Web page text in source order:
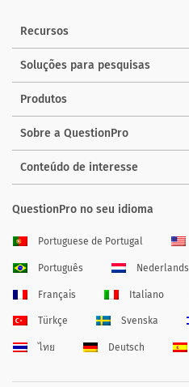
Recursos
Soluções para pesquisas
Produtos
Sobre a QuestionPro
Conteúdo de interesse
QuestionPro no seu idioma
Portuguese de Portugal
Português Nederlands
Français Italiano
Türkçe Svenska
ไทย Deutsch